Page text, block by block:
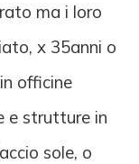
ma i loro
x 35anni o
officine
e strutture in
sole, o